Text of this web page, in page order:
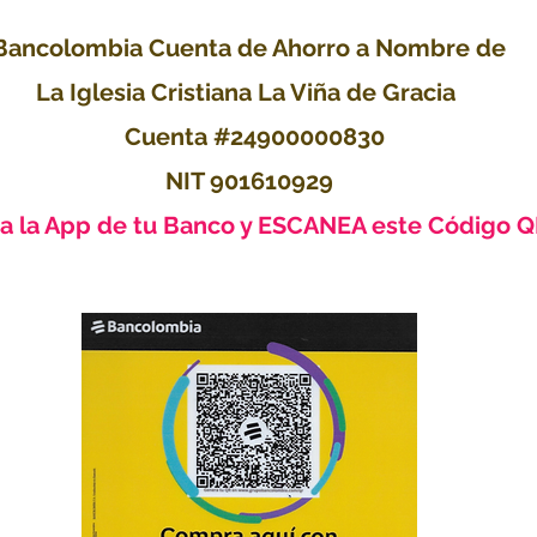
Cuenta de Ahorro a Nombre de
La Iglesia Cristiana La Viña de Gracia
Cuenta #24900000830
NIT 901610929
la App de tu Banco y ESCANEA este Código